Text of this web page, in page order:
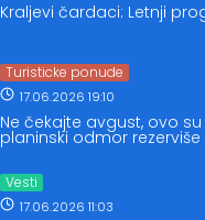
Kraljevi čardaci: Letnji
Turisticke ponude
17.06.2026 19:10
Ne čekajte avgust, ovo
planinski odmor
Vesti
17.06.2026 11:03